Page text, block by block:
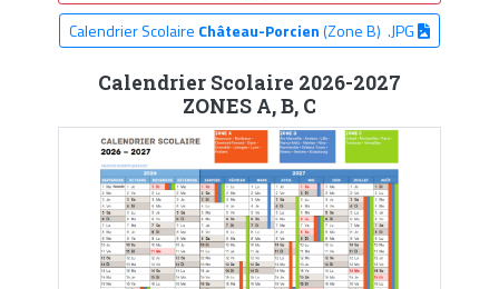
Calendrier Scolaire Château-Porcien(Zone B) .JPG
Calendrier Scolaire 2026-2027
ZONES A, B, C